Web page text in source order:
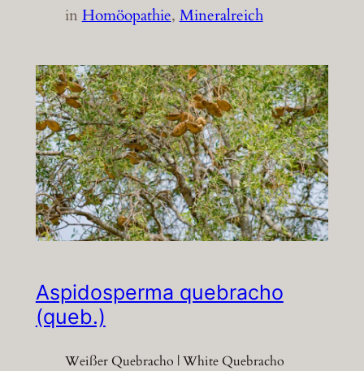
inHomöopathie, Mineralreich
Aspidosperma quebracho
(queb.)
Weißer Quebracho | White Quebracho